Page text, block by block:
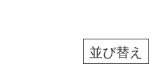
並び替え